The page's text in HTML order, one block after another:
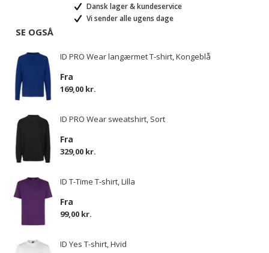
Dansk lager & kundeservice
Vi sender alle ugens dage
SE OGSÅ
ID PRO Wear langærmet T-shirt, Kongeblå
Fra
169,00 kr.
ID PRO Wear sweatshirt, Sort
Fra
329,00 kr.
ID T-Time T-shirt, Lilla
Fra
99,00 kr.
ID Yes T-shirt, Hvid